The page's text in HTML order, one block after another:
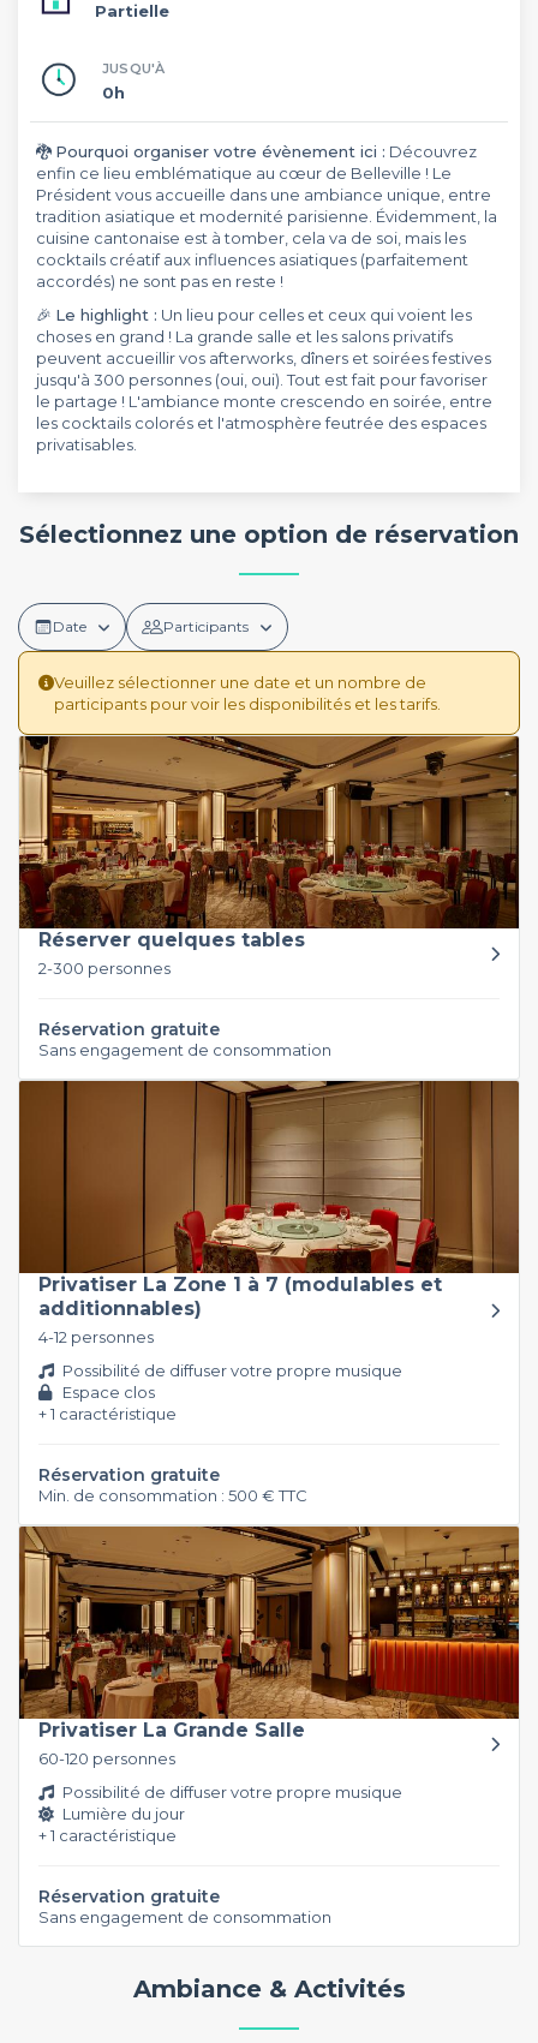
Partielle
JUSQU'À
0h
🐉 Pourquoi organiser votre évènement ici : Découvrez
enfin ce lieu emblématique au cœur de Belleville ! Le
Président vous accueille dans une ambiance unique, entre
tradition asiatique et modernité parisienne. Évidemment, la
cuisine cantonaise est à tomber, cela va de soi, mais les
cocktails créatif aux influences asiatiques (parfaitement
accordés) ne sont pas en reste !
🎉 Le highlight : Un lieu pour celles et ceux qui voient les
choses en grand ! La grande salle et les salons privatifs
peuvent accueillir vos afterworks, dîners et soirées festives
jusqu'à 300 personnes (oui, oui). Tout est fait pour favoriser
le partage ! L'ambiance monte crescendo en soirée, entre
les cocktails colorés et l'atmosphère feutrée des espaces
privatisables.
Sélectionnez une option de réservation
Date Participants
Veuillez sélectionner une date et un nombre de
participants pour voir les disponibilités et les tarifs.
Réserver quelques tables
2-300 personnes
Réservation gratuite
Sans engagement de consommation
Privatiser La Zone 1 à 7 (modulables et
additionnables)
4-12 personnes
Possibilité de diffuser votre propre musique
Espace clos
+ 1 caractéristique
Réservation gratuite
Min. de consommation : 500 € TTC
Privatiser La Grande Salle
60-120 personnes
Possibilité de diffuser votre propre musique
Lumière du jour
+ 1 caractéristique
Réservation gratuite
Sans engagement de consommation
Ambiance & Activités